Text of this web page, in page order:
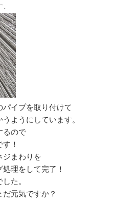
イプを取り付けて
ようにしています。
るので
！
ジまわりを
理をして完了！
た。
元気ですか？